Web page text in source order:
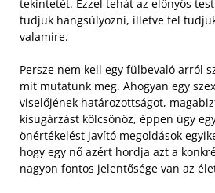
tekintetét. Ezzel tehát az előnyös
tudjuk hangsúlyozni, illetve fel
valamire.
Persze nem kell egy fülbevaló arról
mit mutatunk meg. Ahogyan egy
viselőjének határozottságot,
kisugárzást kölcsönöz, éppen úgy
önértékelést javító megoldások
hogy egy nő azért hordja azt a
nagyon fontos jelentősége van az